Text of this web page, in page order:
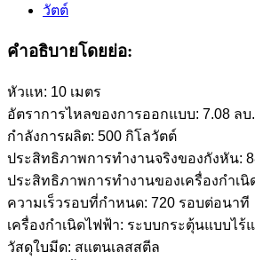
คำอธิบายโดยย่อ:
หัวแห: 10 เมตร
อัตราการไหลของการออกแบบ: 7.08 ล
กำลังการผลิต: 500 กิโลวัตต์
ประสิทธิภาพการทำงานจริงของกังหัน:
ประสิทธิภาพการทำงานของเครื่องกำเนิ
ความเร็วรอบที่กำหนด: 720 รอบต่อนาที
เครื่องกำเนิดไฟฟ้า: ระบบกระตุ้นแบบไร้
วัสดุใบมีด: สแตนเลสสตีล